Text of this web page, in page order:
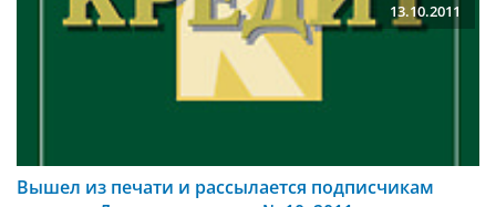
13.10.2011
Вышел из печати и рассылается подписчикам